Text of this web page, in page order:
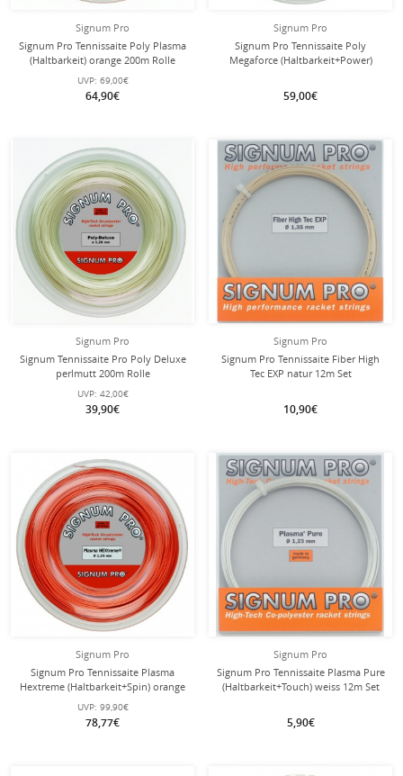
Signum Pro
Signum Pro Tennissaite Poly Plasma
(Haltbarkeit) orange 200m Rolle
UVP: 69,00€
64,90€
Signum Pro
Signum Pro Tennissaite Poly
Megaforce (Haltbarkeit+Power)
59,00€
Signum Pro
Signum Tennissaite Pro Poly Deluxe
perlmutt 200m Rolle
UVP: 42,00€
39,90€
Signum Pro
Signum Pro Tennissaite Fiber High
Tec EXP natur 12m Set
10,90€
Signum Pro
Signum Pro Tennissaite Plasma
Hextreme (Haltbarkeit+Spin) orange
200m Rolle
UVP: 99,90€
78,77€
Signum Pro
Signum Pro Tennissaite Plasma Pure
(Haltbarkeit+Touch) weiss 12m Set
5,90€